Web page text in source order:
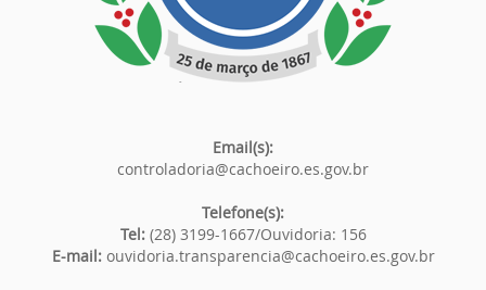
Email(s):
controladoria@cachoeiro.es.gov.br
Telefone(s):
Tel: (28) 3199-1667/Ouvidoria: 156
E-mail: ouvidoria.transparencia@cachoeiro.es.gov.br